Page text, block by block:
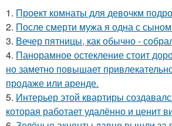
1. Проект комнаты для девочкм
2. После смерти мужа я одна с сыном
3. Вечер пятницы, как обычно -
4. Панорамное остекление стоит
но заметно повышает
продаже или аренде.
5. Интерьер этой квартиры
которая работает удалённо и ценит